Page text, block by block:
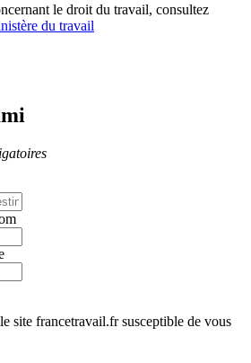
le droit du travail, consultez
du travail
site francetravail.fr susceptible de vous